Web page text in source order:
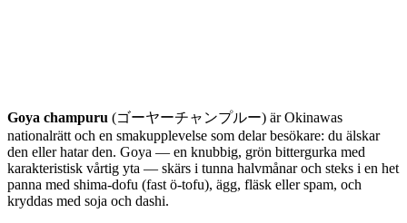
Goya champuru (ゴーヤーチャンプルー) är Okinawas
nationalrätt och en smakupplevelse som delar besökare: du älskar
den eller hatar den. Goya — en knubbig, grön bittergurka med
karakteristisk vårtig yta — skärs i tunna halvmånar och steks i en het
panna med shima-dofu (fast ö-tofu), ägg, fläsk eller spam, och
kryddas med soja och dashi.